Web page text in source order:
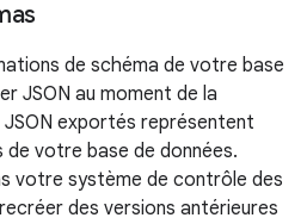
de schéma de votre base
JSON au moment de la
exportés représentent
votre base de données.
votre système de contrôle des
des versions antérieures